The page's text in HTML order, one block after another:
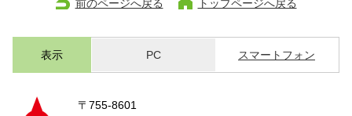
前のページへ戻る トップページへ戻る
表示 PC スマートフォン
〒755-8601